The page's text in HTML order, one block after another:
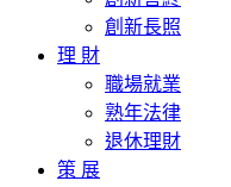
創新長照
理 財
職場就業
熟年法律
退休理財
策 展